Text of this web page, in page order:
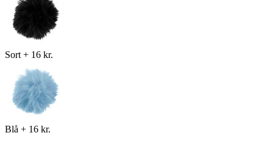
Sort + 16 kr.
Blå + 16 kr.